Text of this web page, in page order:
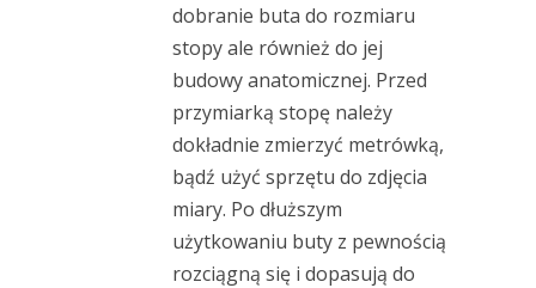
dobranie buta do rozmiaru
stopy ale również do jej
budowy anatomicznej. Przed
przymiarką stopę należy
dokładnie zmierzyć metrówką,
bądź użyć sprzętu do zdjęcia
miary. Po dłuższym
użytkowaniu buty z pewnością
rozciągną się i dopasują do